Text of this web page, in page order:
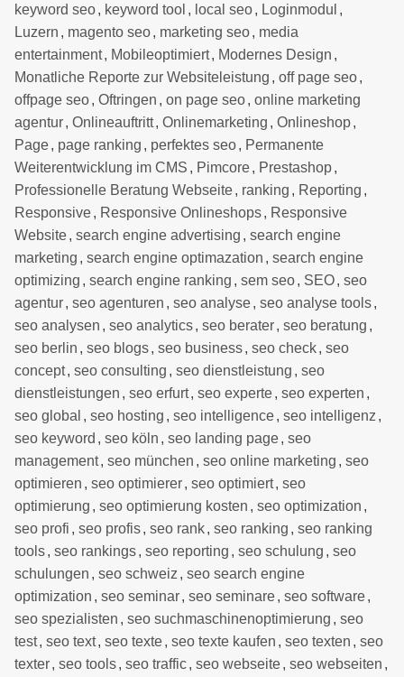
keyword seo, keyword tool , local seo, Loginmodul ,
Luzern , magento seo, marketing seo, media
entertainment, Mobileoptimiert, Modernes Design ,
Monatliche Reporte zur Websiteleistung , off page seo,
offpage seo, Oftringen , on page seo, online marketing
agentur, Onlineauftritt, Onlinemarketing , Onlineshop,
Page, page ranking , perfektes seo, Permanente
Weiterentwicklung im CMS , Pimcore, Prestashop,
Professionelle Beratung Webseite, ranking , Reporting ,
Responsive, Responsive Onlineshops, Responsive
Website, search engine advertising , search engine
marketing , search engine optimazation , search engine
optimizing , search engine ranking , sem seo, SEO, seo
agentur, seo agenturen , seo analyse, seo analyse tools,
seo analysen , seo analytics, seo berater, seo beratung ,
seo berlin , seo blogs, seo business, seo check, seo
concept, seo consulting , seo dienstleistung , seo
dienstleistungen , seo erfurt, seo experte, seo experten ,
seo global , seo hosting , seo intelligence, seo intelligenz ,
seo keyword , seo köln , seo landing page, seo
management, seo münchen , seo online marketing , seo
optimieren , seo optimierer, seo optimiert, seo
optimierung , seo optimierung kosten , seo optimization ,
seo profi , seo profis, seo rank, seo ranking , seo ranking
tools, seo rankings, seo reporting , seo schulung , seo
schulungen , seo schweiz , seo search engine
optimization , seo seminar, seo seminare, seo software,
seo spezialisten , seo suchmaschinenoptimierung , seo
test, seo text, seo texte, seo texte kaufen , seo texten , seo
texter, seo tools, seo traffic, seo webseite, seo webseiten ,